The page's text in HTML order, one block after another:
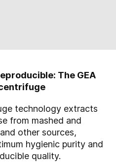
The GEA
technology extracts
from mashed and
other sources,
hygienic purity and
quality.